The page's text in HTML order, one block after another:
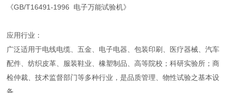
《GB/T16491-1996 电子万能试验机》
应用行业：
广泛适用于电线电缆、五金、电子电器、包装印刷、医疗器械、汽车
配件、纺织皮革、服装鞋业、橡塑制品、高等院校；科研实验所；商
检仲裁、技术监督部门等多种行业，是品质管理、物性试验之基本设